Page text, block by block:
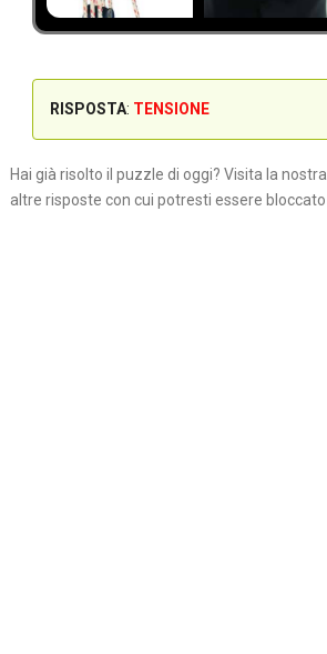
RISPOSTA: TENSIONE
Hai già risolto il puzzle di oggi? Visita la nostra
altre risposte con cui potresti essere bloccato